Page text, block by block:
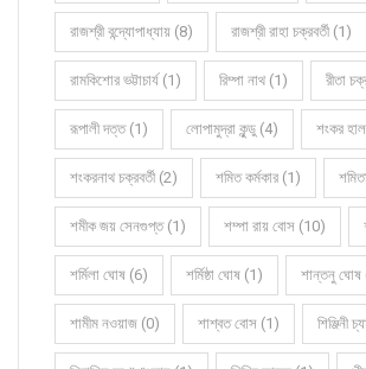
রাজশ্রী বন্দ্যোপাধ্যায় (8) রাজশ্রী রাহা চক্রবর্তী (1)
রামকিশোর ভট্টাচার্য (1) রিম্পা নাথ (1) রীতা
রূপালী দত্ত (1) লোপামুদ্রা কুন্ডু (4) শংকর
শংকরনাথ চক্রবর্তী (2) শমিত কর্মকার (1)
শমীক জয় সেনগুপ্ত (1) শম্পা রায় বোস (10)
শর্মিলা ঘোষ (6) শর্মিষ্ঠা ঘোষ (1) শান্তনু ঘোষ
শামীম নওয়াজ (0) শাশ্বত বোস (1) শিঞ্জিনী